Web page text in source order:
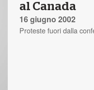
al Canada
16 giugno 2002
Proteste fuori dalla